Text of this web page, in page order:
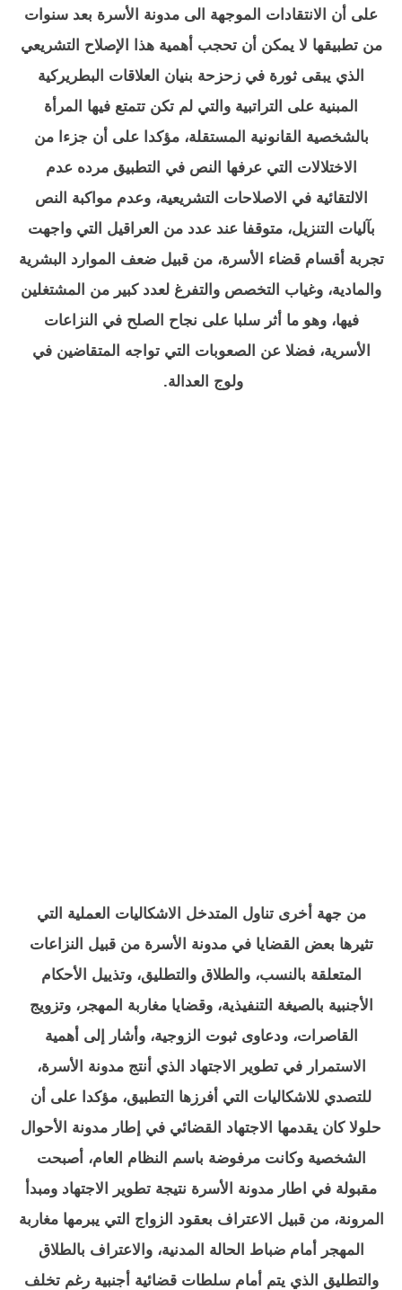
على أن الانتقادات الموجهة الى مدونة الأسرة بعد سنوات
من تطبيقها لا يمكن أن تحجب أهمية هذا الإصلاح التشريعي
الذي يبقى ثورة في زحزحة بنيان العلاقات البطريركية
المبنية على التراتبية والتي لم تكن تتمتع فيها المرأة
بالشخصية القانونية المستقلة، مؤكدا على أن جزءا من
الاختلالات التي عرفها النص في التطبيق مرده عدم
الالتقائية في الاصلاحات التشريعية، وعدم مواكبة النص
بآليات التنزيل، متوقفا عند عدد من العراقيل التي واجهت
تجربة أقسام قضاء الأسرة، من قبيل ضعف الموارد البشرية
والمادية، وغياب التخصص والتفرغ لعدد كبير من المشتغلين
فيها، وهو ما أثر سلبا على نجاح الصلح في النزاعات
الأسرية، فضلا عن الصعوبات التي تواجه المتقاضين في
ولوج العدالة.
من جهة أخرى تناول المتدخل الاشكاليات العملية التي
تثيرها بعض القضايا في مدونة الأسرة من قبيل النزاعات
المتعلقة بالنسب، والطلاق والتطليق، وتذييل الأحكام
الأجنبية بالصيغة التنفيذية، وقضايا مغاربة المهجر، وتزويج
القاصرات، ودعاوى ثبوت الزوجية، وأشار إلى أهمية
الاستمرار في تطوير الاجتهاد الذي أنتج مدونة الأسرة،
للتصدي للاشكاليات التي أفرزها التطبيق، مؤكدا على أن
حلولا كان يقدمها الاجتهاد القضائي في إطار مدونة الأحوال
الشخصية وكانت مرفوضة باسم النظام العام، أصبحت
مقبولة في اطار مدونة الأسرة نتيجة تطوير الاجتهاد ومبدأ
المرونة، من قبيل الاعتراف بعقود الزواج التي يبرمها مغاربة
المهجر أمام ضباط الحالة المدنية، والاعتراف بالطلاق
والتطليق الذي يتم أمام سلطات قضائية أجنبية رغم تخلف